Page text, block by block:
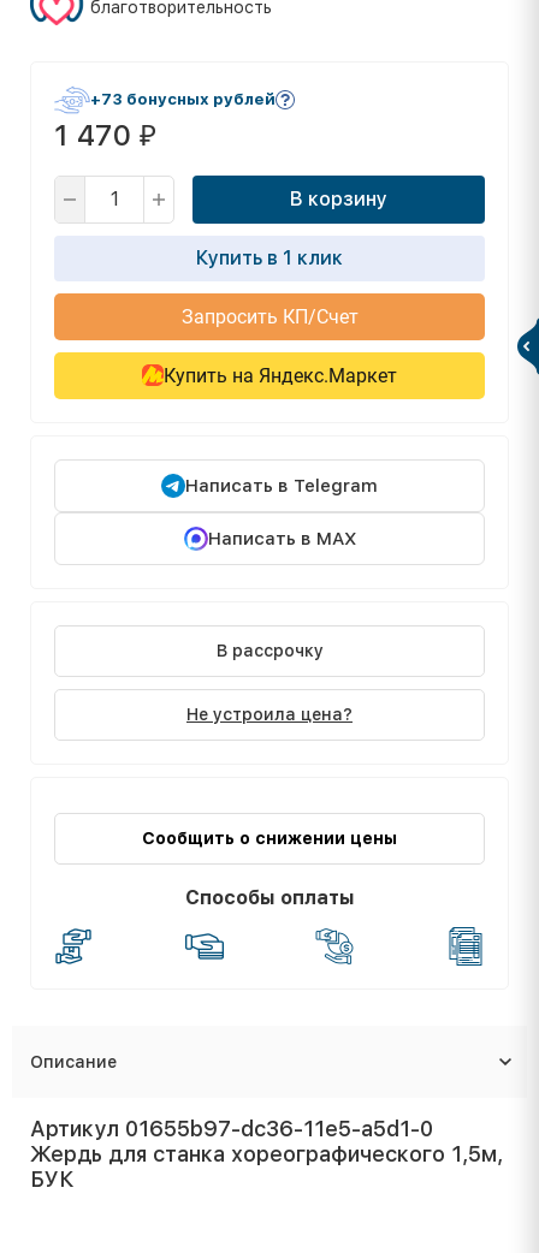
благотворительность
+73 бонусных рублей
1 470 ₽
В корзину
Купить в 1 клик
Запросить КП/Счет
Купить на Яндекс.Маркет
Написать в Telegram
Написать в MAX
В рассрочку
Не устроила цена?
Сообщить о снижении цены
Способы оплаты
Описание
Артикул 01655b97-dc36-11e5-a5d1-0
Жердь для станка хореографического 1,5м,
БУК